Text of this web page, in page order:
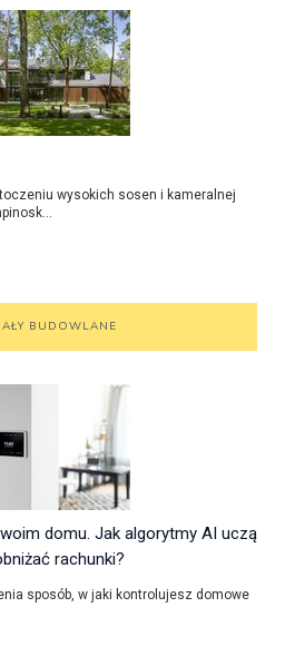
wysokich sosen i kameralnej
BUDOWLANE
domu. Jak algorytmy AI uczą
rachunki?
sposób, w jaki kontrolujesz domowe